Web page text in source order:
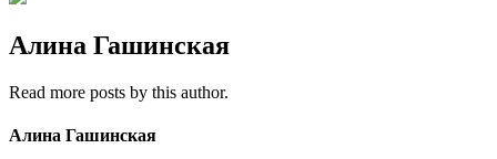
Алина Гашинская
Read more posts by this author.
Алина Гашинская